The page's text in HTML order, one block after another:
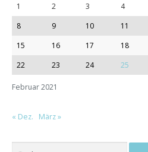
Februar 2021
1 2 3 4
8
9 10 11
15
16 17 18
22
23 24 25
« Dez. März »